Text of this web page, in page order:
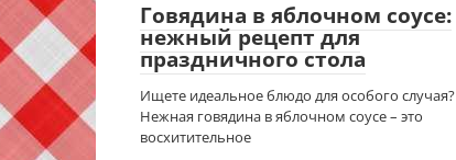
Говядина в яблочном соусе:
нежный рецепт для
праздничного стола
Ищете идеальное блюдо для особого случая?
Нежная говядина в яблочном соусе – это
восхитительное